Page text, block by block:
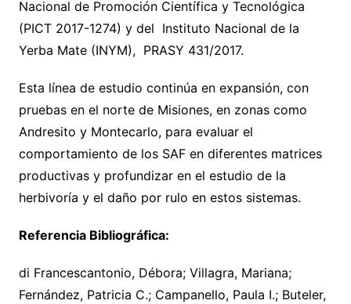
Nacional de Promoción Científica y Tecnológica
(PICT 2017-1274) y del Instituto Nacional de la
Yerba Mate (INYM), PRASY 431/2017.
Esta línea de estudio continúa en expansión, con
pruebas en el norte de Misiones, en zonas como
Andresito y Montecarlo, para evaluar el
comportamiento de los SAF en diferentes matrices
productivas y profundizar en el estudio de la
herbivoría y el daño por rulo en estos sistemas.
Referencia Bibliográfica:
di Francescantonio, Débora; Villagra, Mariana;
Fernández, Patricia C.; Campanello, Paula I.; Buteler,